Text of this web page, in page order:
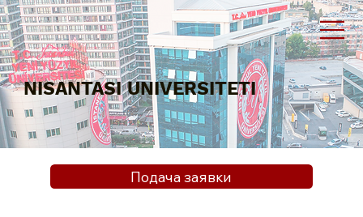
NISANTASI UNIVERSITETI
Подача заявки